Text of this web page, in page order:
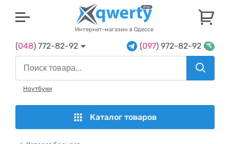
Интернет-магазин в Одессе
(048) 772-82-92 (097) 972-82-92
Ноутбуки
Каталог товаров